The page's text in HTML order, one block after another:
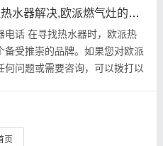
调整底部风门拨片至火焰呈...界首欧派热水器解决,欧派燃气灶的解决
电话 在寻找热水器时，欧派热
备受推崇的品牌。如果您对欧派
何问题或需要咨询，可以拨打以
页